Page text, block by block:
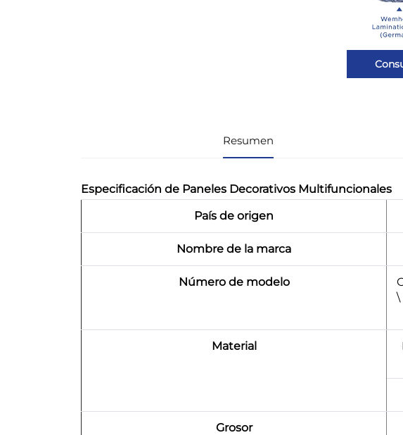
Resumen
Especificación de Paneles Decorativos Multifuncionales
País de origen
Nombre de la marca
Número de modelo
\
Material
Grosor